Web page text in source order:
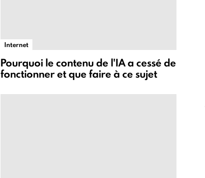
Internet
Pourquoi le contenu de l'IA a cessé de
fonctionner et que faire à ce sujet